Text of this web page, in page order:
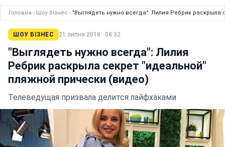
Головна › Шоу бізнес › "Выглядеть нужно всегда": Лилия Ребрик
ШОУ БІЗНЕС 21 липня 2018 · 08:32
"Выглядеть нужно всегда": Лилия
Ребрик раскрыла секрет "идеальной"
пляжной прически (видео)
Телеведущая призвала делится лайфхаками